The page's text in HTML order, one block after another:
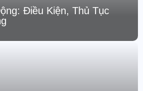
Điều Kiện, Thủ Tục